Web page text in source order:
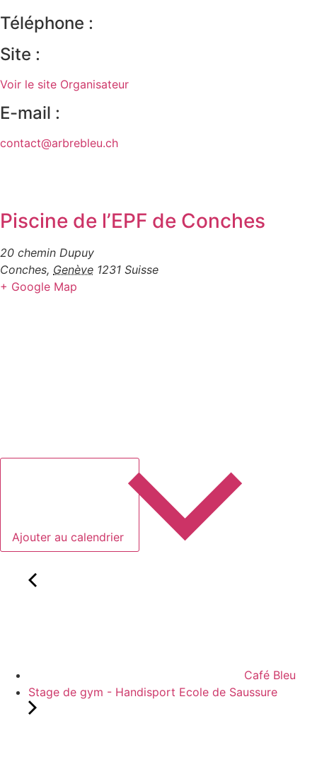
Téléphone :
Site :
Voir le site Organisateur
E-mail :
contact@arbrebleu.ch
Piscine de l’EPF de Conches
20 chemin Dupuy
Conches, Genève 1231 Suisse
+ Google Map
Ajouter au calendrier
Café Bleu
Stage de gym - Handisport Ecole de Saussure